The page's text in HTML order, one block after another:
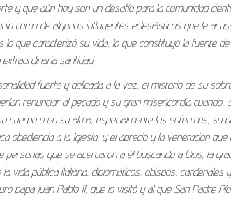
y que aún hoy son un desafío para la comunidad
como de algunos influyentes eclesiásticos que le
lo que caracterizó su vida, lo que constituyó la fuente
santidad.
fuerte y delicada a la vez, el misterio de su
renunciar al pecado y su gran misericordia
cuerpo o en su alma, especialmente los enfermos, su
obediencia a la Iglesia, y el aprecio y la veneración
personas que se acercaron a él buscando a Dios, la
vida pública italiana, diplomáticos, obispos,
papa Juan Pablo II, que lo visitó y al que San Padre